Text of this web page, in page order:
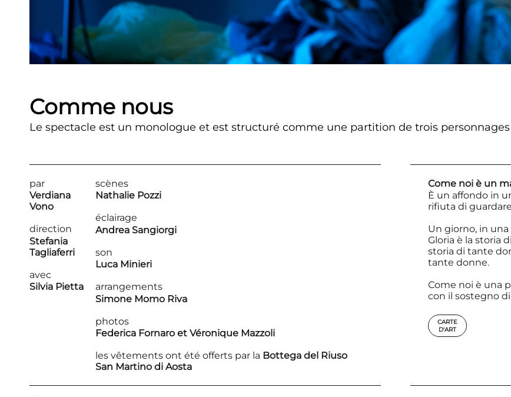
Comme nous
Le spectacle est un monologue et est structuré comme une partition de trois
par
Verdiana
Vono
direction
Stefania
Tagliaferri
avec
Silvia Pietta
scènes
Nathalie Pozzi
éclairage
Andrea Sangiorgi
son
Luca Minieri
arrangements
Simone Momo Riva
photos
Federica Fornaro et Véronique Mazzoli
les vêtements ont été offerts par la Bottega del Riuso
San Martino di Aosta
Come noi è un
È un affondo in
rifiuta di
Un giorno, in
Gloria è la storia
storia di tante
tante donne.
Come noi è una
con il sostegno di
CARTE
D'ART